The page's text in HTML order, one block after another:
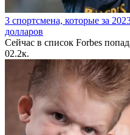
3 спортсмена, которые за
долларов
Сейчас в список Forbes
02.2к.